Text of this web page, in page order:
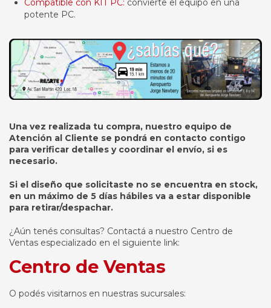
Compatible con KIT PC: convierte el equipo en una
potente PC.
Una vez realizada tu compra, nuestro equipo de
Atención al Cliente se pondrá en contacto contigo
para verificar detalles y coordinar el envío, si es
necesario.
Si el diseño que solicitaste no se encuentra en stock,
en un máximo de 5 días hábiles va a estar disponible
para retirar/despachar.
¿Aún tenés consultas? Contactá a nuestro Centro de
Ventas especializado en el siguiente link:
Centro de Ventas
O podés visitarnos en nuestras sucursales: